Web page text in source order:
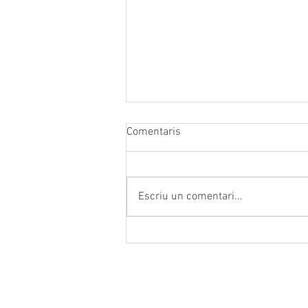
Comentaris
Escriu un comentari...